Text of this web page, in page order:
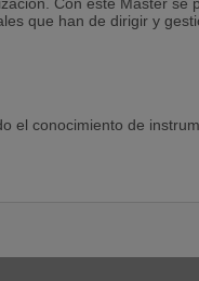
Con este Máster se
que han de dirigir y
el conocimiento de
y de gestión directiva de
con relación a